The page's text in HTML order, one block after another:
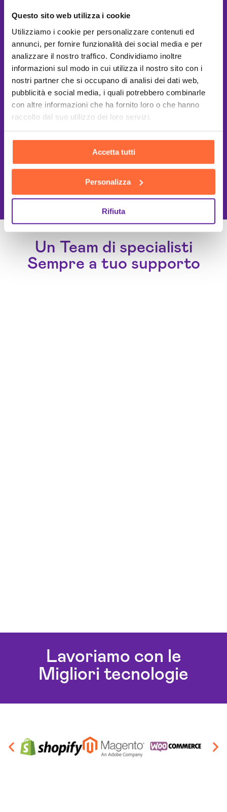
Questo sito web utilizza i cookie
Utilizziamo i cookie per personalizzare contenuti ed
annunci, per fornire funzionalità dei social media e per
analizzare il nostro traffico. Condividiamo inoltre
informazioni sul modo in cui utilizza il nostro sito con i
nostri partner che si occupano di analisi dei dati web,
pubblicità e social media, i quali potrebbero combinarle
con altre informazioni che ha fornito loro o che hanno
raccolto dal suo utilizzo dei loro servizi.
Accetta tutti
Personalizza
Rifiuta
This site is protected by reCAPTCHA
and Terms of Service apply.
Un Team di specialisti
Sempre a tuo supporto
Lavoriamo con le
Migliori tecnologie